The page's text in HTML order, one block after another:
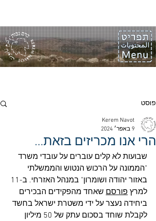
פוסט
הרי אנו מכריזים בזאת...
Kerem Navot
9 באפר׳ 2024
שבועות לא קלים עוברים על עובדי משרד
"הממונה על הרכוש הנטוש והממשלתי
למרץ פורסם שאחד מהפקידים הבכירים
ביחידה נעצר על ידי משטרת ישראל בחשד
לקבלת שוחד בסכום עתק של 50 מיליון